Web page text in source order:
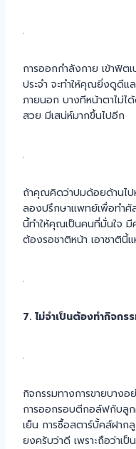
.
การออกกำลังกาย เข้าฟิต
ประจำ จะทำให้คุณยิ่งดูดี
ภายนอก บางทีหน้าตาไม่
สวย มีเสน่ห์มากขึ้นไปอีก
.
ถ้าคุณคิดว่าปมด้อยด้านไ
ลองปรึกษาแพทย์เพื่อทำศั
นี้ทำให้คุณเป็นคนที่มั่นใจ มี
ต้องรอชาติหน้า เอาชาตินี้แ
.
7. ไม่จำเป็นต้องทำกิจก
.
กิจกรรมทางการขายบางอ
การออกรอบตีกอล์ฟกับลูก
เย็น การซื้อสตาร์บั้คส์ฝาก
ยงครับว่าดี เพราะถือว่าเ